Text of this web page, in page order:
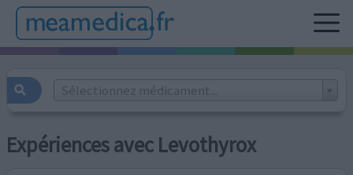
Sélectionnez médicament...
Expériences avec Levothyrox